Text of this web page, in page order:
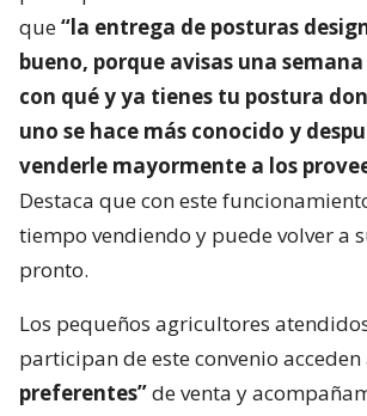
que“la entrega de posturas
bueno, porque avisas una
con qué y ya tienes tu postura
uno se hace más conocido y
venderle mayormente a los
Destaca que con este
tiempo vendiendo y puede volver a
pronto.
Los pequeños agricultores
participan de este convenio acceden
preferentes”de venta y